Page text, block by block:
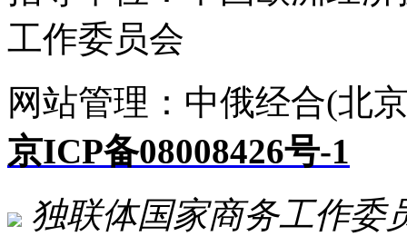
工作委员会
网站管理：中俄经合(北
京ICP备08008426号-1
独联体国家商务工作委